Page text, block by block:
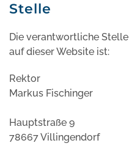
Stelle
Die verantwortliche
auf dieser Website ist:
Rektor
Markus Fischinger
Hauptstraße 9
78667 Villingendorf